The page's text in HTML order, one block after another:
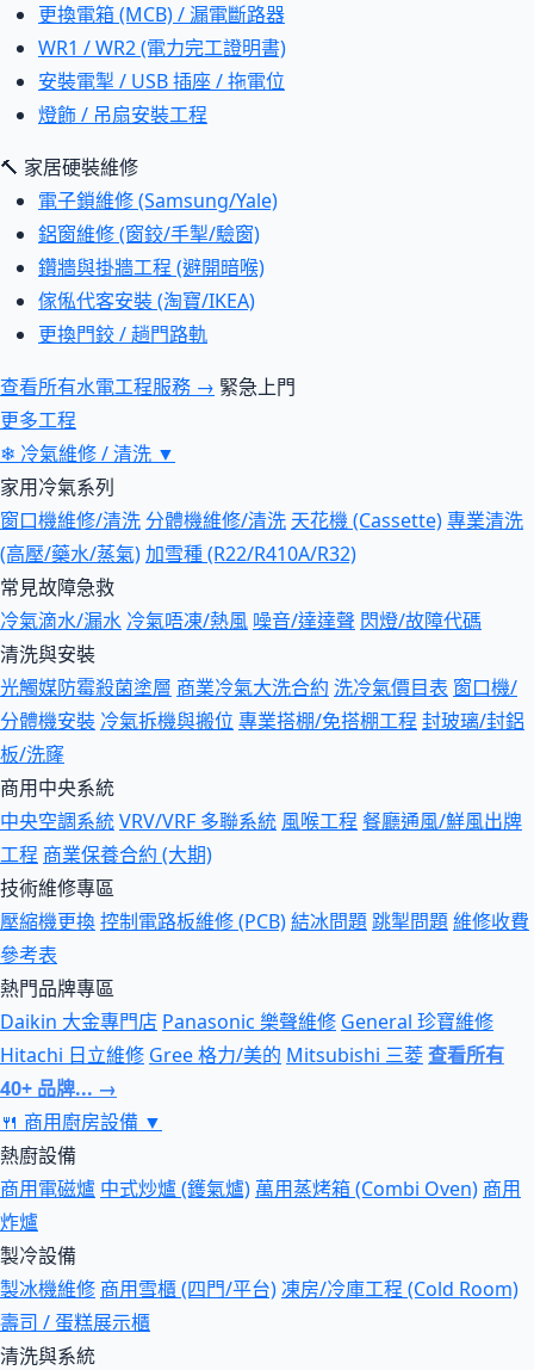
更換電箱 (MCB) / 漏電斷路器
WR1 / WR2 (電力完工證明書)
安裝電掣 / USB 插座 / 拖電位
燈飾 / 吊扇安裝工程
🔨 家居硬裝維修
電子鎖維修 (Samsung/Yale)
鋁窗維修 (窗鉸/手掣/驗窗)
鑽牆與掛牆工程 (避開暗喉)
傢俬代客安裝 (淘寶/IKEA)
更換門鉸 / 趟門路軌
查看所有水電工程服務 → 緊急上門
更多工程
❄ 冷氣維修 / 清洗 ▼
家用冷氣系列
窗口機維修/清洗 分體機維修/清洗 天花機 (Cassette)專業清洗
(高壓/藥水/蒸氣)加雪種 (R22/R410A/R32)
常見故障急救
冷氣滴水/漏水 冷氣唔凍/熱風 噪音/達達聲 閃燈/故障代碼
清洗與安裝
光觸媒防霉殺菌塗層 商業冷氣大洗合約 洗冷氣價目表 窗口機/
分體機安裝 冷氣拆機與搬位 專業搭棚/免搭棚工程 封玻璃/封鋁
板/洗窿
商用中央系統
中央空調系統VRV/VRF 多聯系統 風喉工程 餐廳通風/鮮風出牌
工程 商業保養合約 (大期)
技術維修專區
壓縮機更換控制電路板維修 (PCB)結冰問題跳掣問題維修收費
參考表
熱門品牌專區
Daikin 大金專門店 Panasonic 樂聲維修 General 珍寶維修
Hitachi 日立維修 Gree 格力/美的 Mitsubishi 三菱查看所有
40+ 品牌... →
🍴 商用廚房設備 ▼
熱廚設備
商用電磁爐 中式炒爐 (鑊氣爐) 萬用蒸烤箱 (Combi Oven) 商用
炸爐
製冷設備
製冰機維修 商用雪櫃 (四門/平台)凍房/冷庫工程 (Cold Room)
壽司 / 蛋糕展示櫃
清洗與系統